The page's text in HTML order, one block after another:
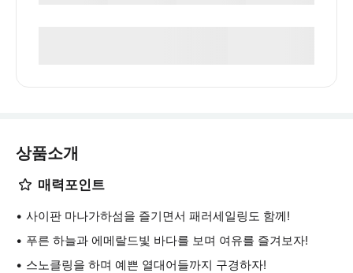
상품소개
매력포인트
사이판 마나가하섬을 즐기면서 패러세일링도 함께!
푸른 하늘과 에메랄드빛 바다를 보며 여유를 즐겨보자!
스노클링을 하며 예쁜 열대어들까지 구경하자!